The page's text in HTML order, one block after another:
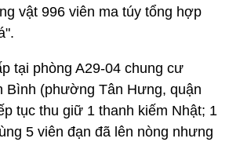
vật 996 viên ma túy tổng hợp
tại phòng A29-04 chung cư
Bình (phường Tân Hưng, quận
tục thu giữ 1 thanh kiếm Nhật; 1
5 viên đạn đã lên nòng nhưng